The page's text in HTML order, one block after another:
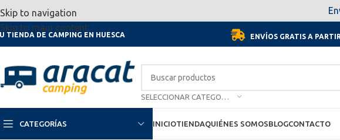
Skip to navigation
Skip to main content
Por motivo de las vacaciones, del día 11 al 23
TIENDA DE CAMPING EN HUESCA ENVÍOS GRATIS A
CATEGORÍAS INICIOTIENDAQUIÉNES SOMOSBLOGCONTACTO